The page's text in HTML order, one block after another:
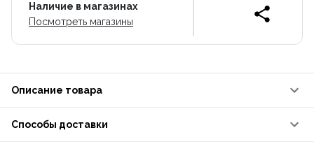
Наличие в магазинах
Посмотреть магазины
Описание товара
Способы доставки